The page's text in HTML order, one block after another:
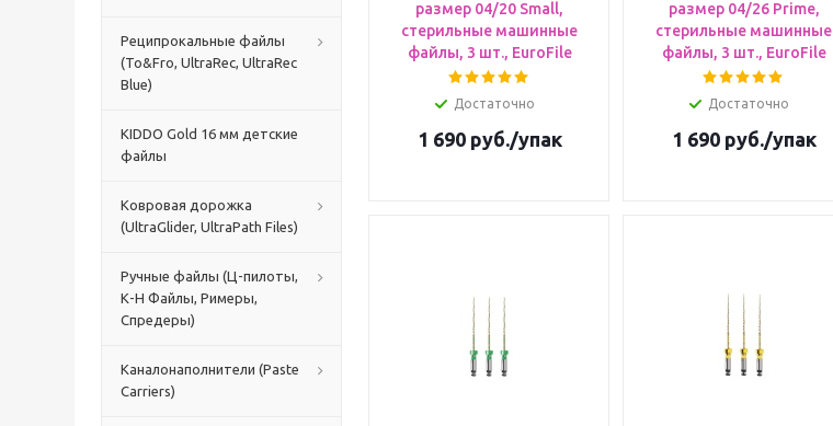
Реципрокальные файлы
(To&Fro, UltraRec, UltraRec
Blue)
KIDDO Gold 16 мм детские
файлы
Ковровая дорожка
(UltraGlider, UltraPath Files)
Ручные файлы (Ц-пилоты,
К-H Файлы, Римеры,
Спредеры)
Каналонаполнители (Paste
Carriers)
размер 04/20 Small,
стерильные машинные
файлы, 3 шт., EuroFile
Достаточно
1 690руб./упак
размер 04/26 Prime,
стерильные машинные
файлы, 3 шт., EuroFile
Достаточно
1 690руб./упак